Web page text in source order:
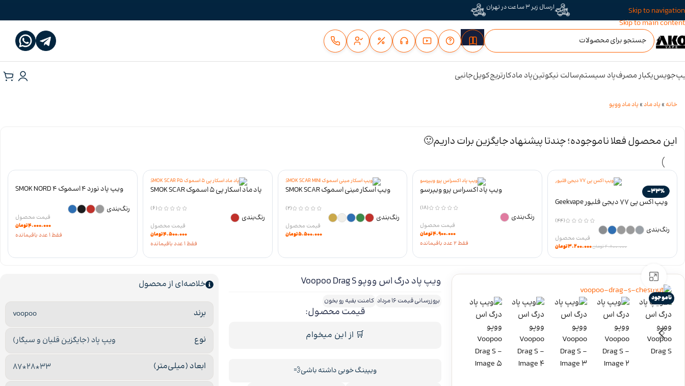
Skip to navigation
Skip to main content
ارسال زیر 3 ساعت در تهران
جویسیکبار مصرفپاد سیستمسالت نیکوتینپاد مادکارتریجکویلجانبی
خانه » پاد ماد» پاد ماد ووپو
این محصول فعلا ناموجوده؛ چندتا پیشنهاد جایگزین برات داریم🙂
-33%
ویپ اکس پی ۷۷ دیجی فلیور Geekvape
(44)
رنگ‌بندی
۴.۸۰۰.۰۰۰تومان۳.۲۰۰.۰۰۰تومان
ویپ پاد اکسراس پرو ویپرسو
(18)
رنگ‌بندی
۴.۹۰۰.۰۰۰تومان
فقط 2 عدد باقیمانده
ویپ اسکار مینی اسموک SMOK SCAR
(2)
رنگ‌بندی
۵.۵۰۰.۰۰۰تومان
پاد ماد اسکار پی 5 اسموک SMOK SCAR
(6)
رنگ‌بندی
۴.۵۰۰.۰۰۰تومان
فقط 1 عدد باقیمانده
ویپ پاد نورد 4 اسموک SMOK NORD 4
رنگ‌بندی
۴.۰۰۰.۰۰۰تومان
فقط 1 عدد باقیمانده
خلاصه‌ای از محصول
برند voopoo
نوع ویپ پاد (جایگزین قلیان و سیگار)
ابعاد (میلی‌متر) 33*28*87
ویپ پاد درگ اس ووپو Voopoo Drag S
بروزرسانی قیمت 16 مرداد کامنت بقیه رو بخون
قیمت محصول:
🛒 از این میخوام
ویپینگ خوبی داشته باشی💨
ناموجود
برای بزرگنمایی کلیک کنید